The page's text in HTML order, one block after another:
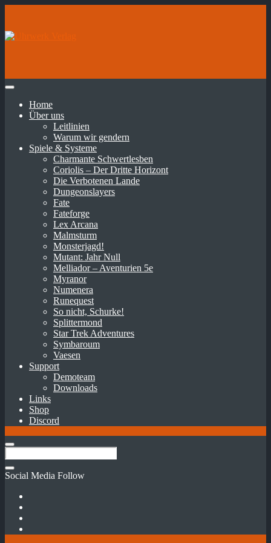
Home
Über uns
Leitlinien
Warum wir gendern
Spiele & Systeme
Charmante Schwertlesben
Coriolis – Der Dritte Horizont
Die Verbotenen Lande
Dungeonslayers
Fate
Fateforge
Lex Arcana
Malmsturm
Monsterjagd!
Mutant: Jahr Null
Melliador – Aventurien 5e
Myranor
Numenera
Runequest
So nicht, Schurke!
Splittermond
Star Trek Adventures
Symbaroum
Vaesen
Support
Demoteam
Downloads
Links
Shop
Discord
Social Media Follow